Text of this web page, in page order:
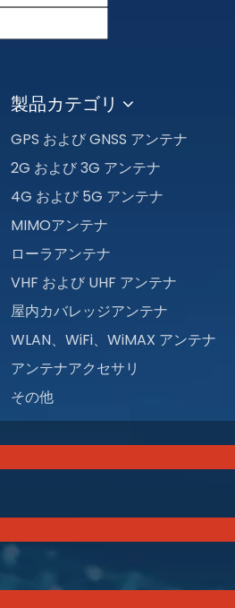
製品カテゴリ
GPS および GNSS アンテナ
2G および 3G アンテナ
4G および 5G アンテナ
MIMOアンテナ
ローラアンテナ
VHF および UHF アンテナ
屋内カバレッジアンテナ
WLAN、WiFi、WiMAX アンテナ
アンテナアクセサリ
その他